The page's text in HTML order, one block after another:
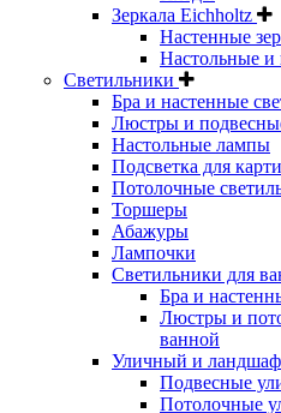
Зеркала Eichholtz
Настенные
Настольные и
Светильники
Бра и настенные
Люстры и
Настольные лампы
Подсветка для
Потолочные
Торшеры
Абажуры
Лампочки
Светильники для
Бра и
Люстры и
ванной
Уличный и
Подвесные
Потолочные